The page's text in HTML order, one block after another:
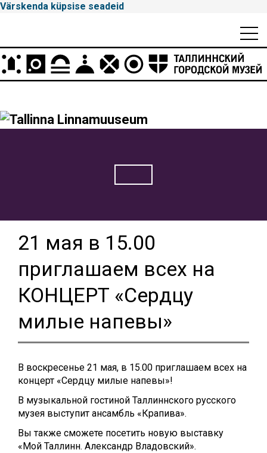
Värskenda küpsise seadeid
Peamenüü
21 мая в 15.00
приглашаем всех на
КОНЦЕРТ «Сердцу
милые напевы»
В воскресенье 21 мая, в 15.00 приглашаем всех на
концерт «Сердцу милые напевы»!
В музыкальной гостиной Таллиннского русского
музея выступит ансамбль «Крапива».
Вы также сможете посетить новую выставку
«Мой Таллинн. Александр Владовский».